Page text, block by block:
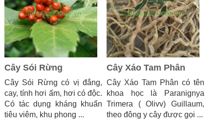
Cây Sói Rừng
Cây Sói Rừng có vị đắng,
cay, tính hơi ấm, hơi có độc.
Có tác dụng kháng khuẩn
tiêu viêm, khu phong ...
Cây Xáo Tam Phân
Cây Xáo Tam Phân có tên
khoa học là Paranignya
Trimera ( Olivv) Guillaum,
theo đông y cây được gọi ...